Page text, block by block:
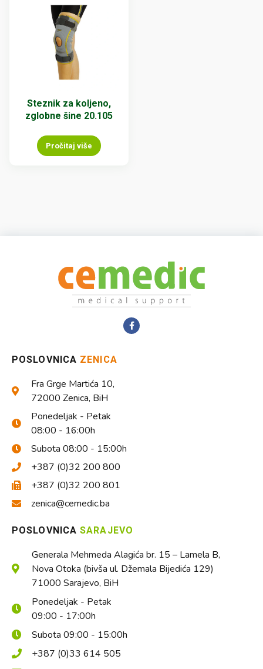
Steznik za koljeno,
zglobne šine 20.105
Pročitaj više
POSLOVNICA ZENICA
Fra Grge Martića 10,
72000 Zenica, BiH
Ponedeljak - Petak
08:00 - 16:00h
Subota 08:00 - 15:00h
+387 (0)32 200 800
+387 (0)32 200 801
zenica@cemedic.ba
POSLOVNICASARAJEVO
Generala Mehmeda Alagića br. 15 – Lamela B,
Nova Otoka (bivša ul. Džemala Bijedića 129)
71000 Sarajevo, BiH
Ponedeljak - Petak
09:00 - 17:00h
Subota 09:00 - 15:00h
+387 (0)33 614 505